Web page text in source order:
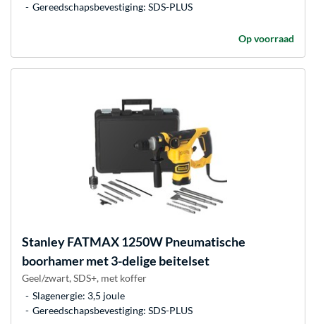
Gereedschapsbevestiging: SDS-PLUS
Op voorraad
StanleyFATMAX 1250W Pneumatische
boorhamer met 3-delige beitelset
Geel/zwart, SDS+, met koffer
Slagenergie: 3,5 joule
Gereedschapsbevestiging: SDS-PLUS